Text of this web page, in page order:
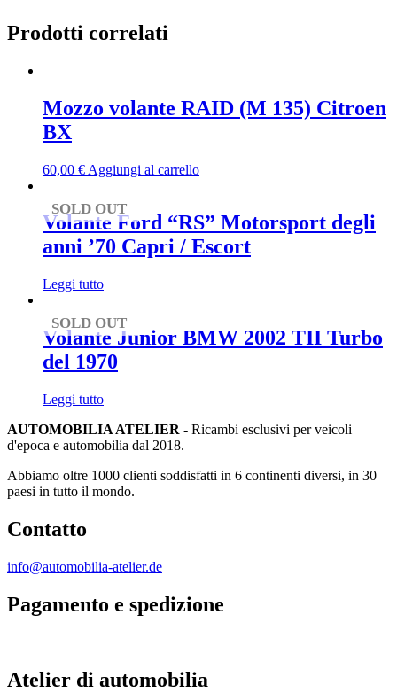
Prodotti correlati
Mozzo volante RAID (M 135) Citroen
BX
60,00 € Aggiungi al carrello
SOLD OUT
Volante Ford “RS” Motorsport degli
anni ’70 Capri / Escort
Leggi tutto
SOLD OUT
Volante Junior BMW 2002 TII Turbo
del 1970
Leggi tutto
AUTOMOBILIA ATELIER - Ricambi esclusivi per veicoli
d'epoca e automobilia dal 2018.
Abbiamo oltre 1000 clienti soddisfatti in 6 continenti diversi, in 30
paesi in tutto il mondo.
Contatto
info@automobilia-atelier.de
Pagamento e spedizione
Atelier di automobilia